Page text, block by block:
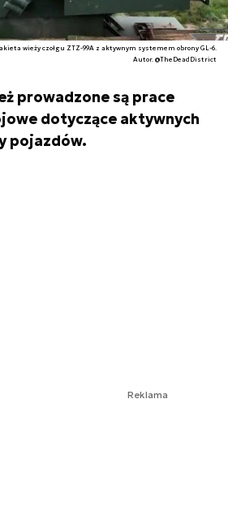
wieży czołgu ZTZ-99A z aktywnym systemem obrony GL-6.
Autor. @TheDeadDistrict
prowadzone są prace
dotyczące aktywnych
pojazdów.
Reklama